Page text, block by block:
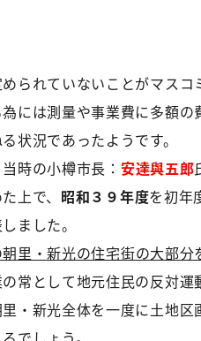
られていないことがマス
には測量や事業費に多額
状況であったようです。
時の小樽市長： 安達與五郎
上で、 昭和３９年度を初年
ました。
里・新光の住宅街の大部
常として地元住民の反対運
・新光全体を一度に土地